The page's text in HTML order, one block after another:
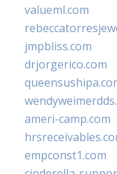
valueml.com
jmpbliss.com
drjorgerico.com
ameri-camp.com
empconst1.com